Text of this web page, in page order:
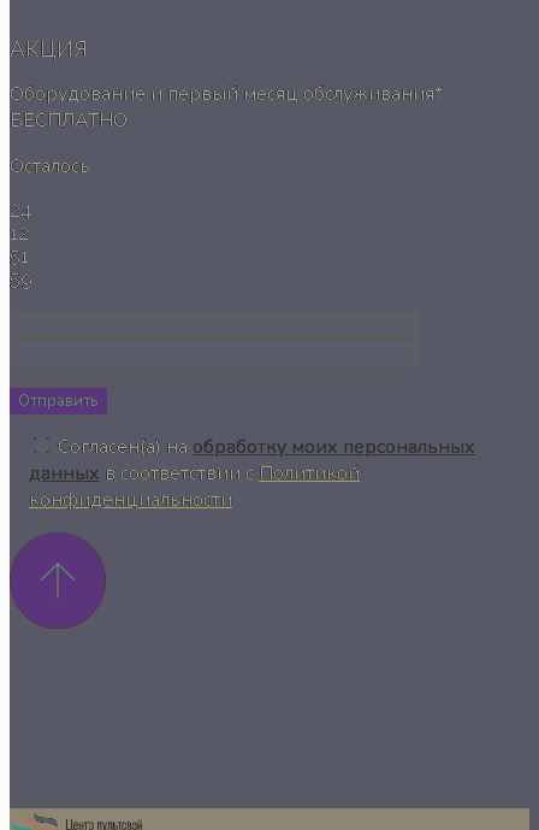
АКЦИЯ
Оборудование и первый месяц обслуживания*
БЕСПЛАТНО
Осталось
24
12
51
58
Отправить
Согласен(а) на обработку моих персональных
данных в соответствии с Политикой
конфиденциальности